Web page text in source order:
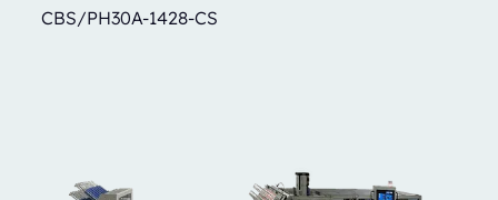
CBS/PH30A-1428-CS